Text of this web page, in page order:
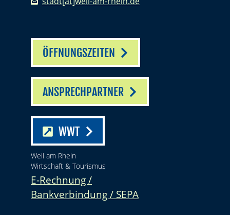
ÖFFNUNGSZEITEN
ANSPRECHPARTNER
WWT
Weil am Rhein
Wirtschaft & Tourismus
E-Rechnung /
Bankverbindung / SEPA